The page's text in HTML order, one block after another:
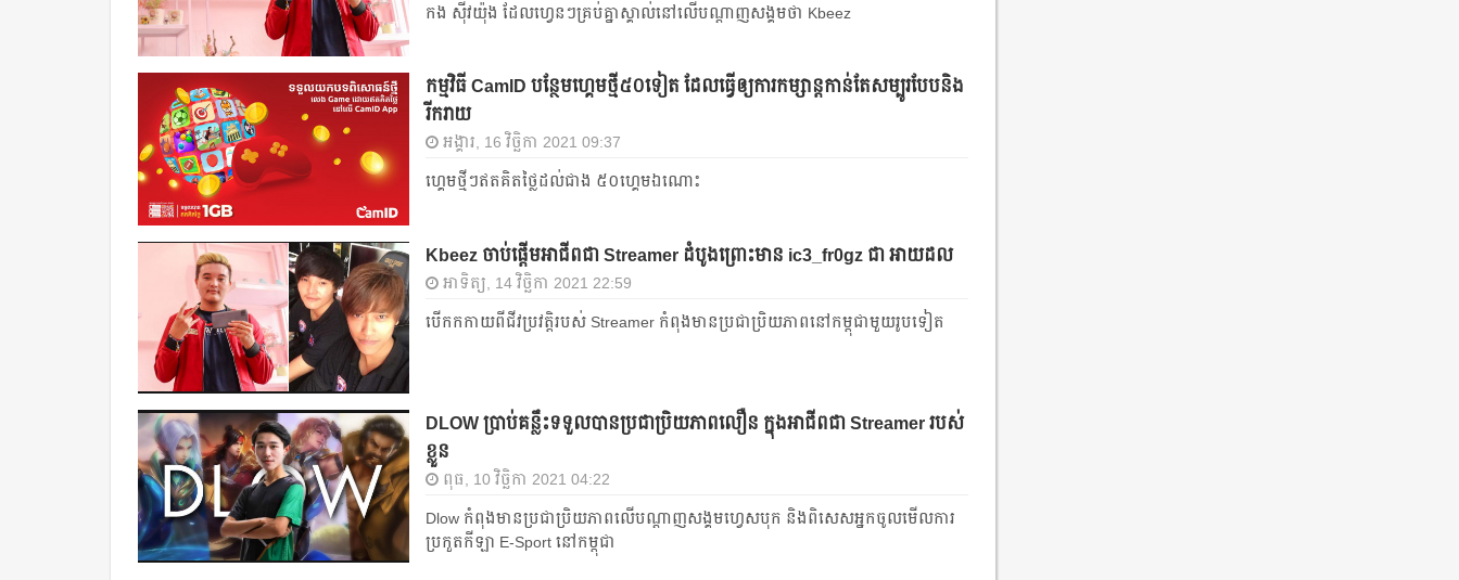
កង ស៊ីវយ៉ុង ដែលហ្វេនៗគ្រប់គ្នាស្គាល់នៅលើបណ្ដាញសង្គមថា Kbeez
កម្មវិធី CamID បន្ថែមហ្គេមថ្មី៥០ទៀត ដែលធ្វើឲ្យការកម្សាន្តកាន់តែសម្បូរបែបនិង
រីករាយ
អង្គារ, 16 វិច្ឆិកា 2021 09:37
ហ្គេមថ្មីៗឥតគិតថ្លៃដល់ជាង ៥០ហ្គេមឯណោះ
Kbeez ចាប់ផ្ដើមអាជីពជា Streamer ដំបូងព្រោះមាន ic3_fr0gz ជា អាយដល
អាទិត្យ, 14 វិច្ឆិកា 2021 22:59
បើកកកាយពីជីវប្រវត្តិរបស់ Streamer កំពុងមានប្រជាប្រិយភាពនៅកម្ពុជាមួយរូបទៀត
DLOW ប្រាប់គន្លឹះទទួលបានប្រជាប្រិយភាពលឿន ក្នុងអាជីពជា Streamer របស់
ខ្លួន
ពុធ, 10 វិច្ឆិកា 2021 04:22
Dlow កំពុង​មានប្រជាប្រិយភាព​លើ​បណ្ដាញ​សង្គម​ហ្វេស​បុក និង​ពិសេស​អ្នក​ចូល​មើល​ការ​
ប្រកួត​កីឡា E-Sport នៅ​កម្ពុជា​